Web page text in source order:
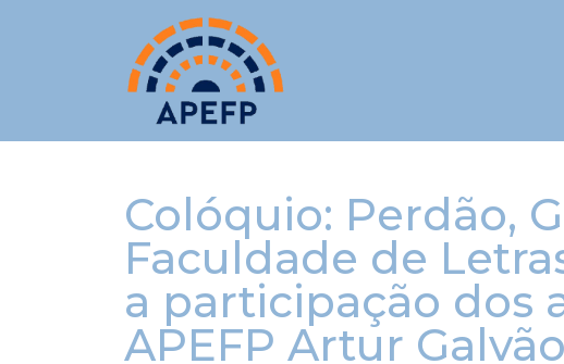
Colóquio: Perdão,
Faculdade de
a participação dos
APEFP Artur